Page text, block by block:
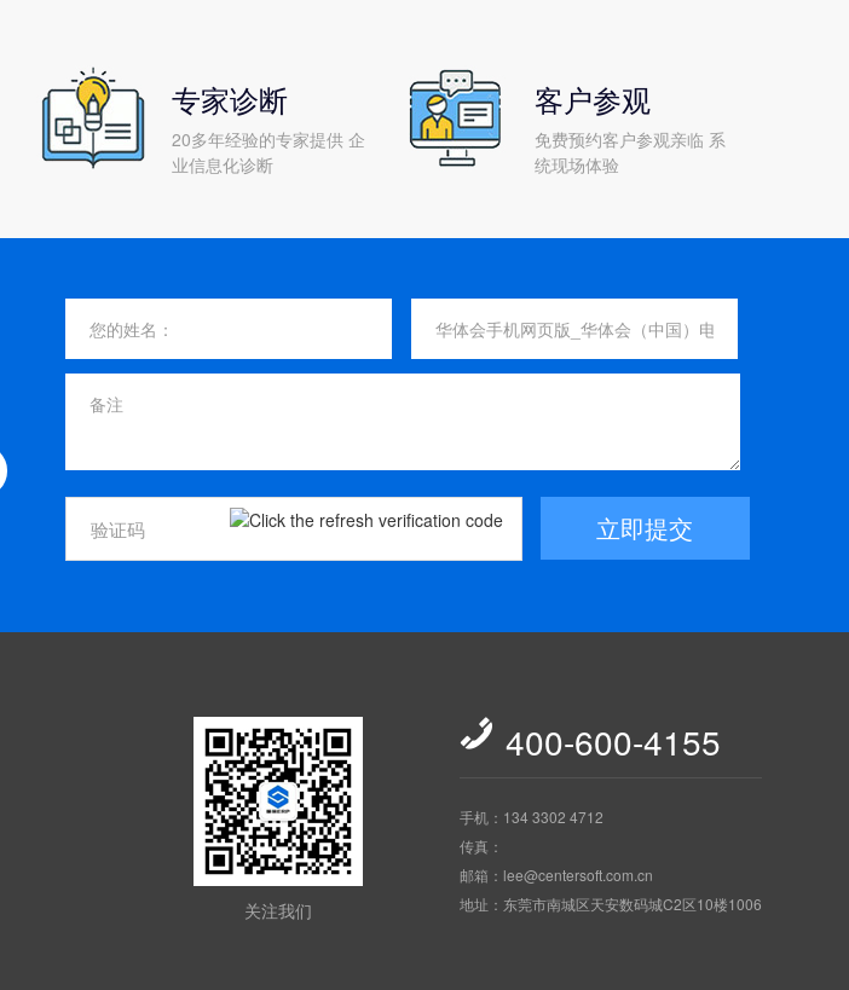
专家诊断
20多年经验的专家提供 企
业信息化诊断
客户参观
免费预约客户参观亲临 系
统现场体验
立即提交
 400-600-4155
手机：134 3302 4712
传真：
邮箱：lee@centersoft.com.cn
地址：东莞市南城区天安数码城C2区10楼1006
关注我们